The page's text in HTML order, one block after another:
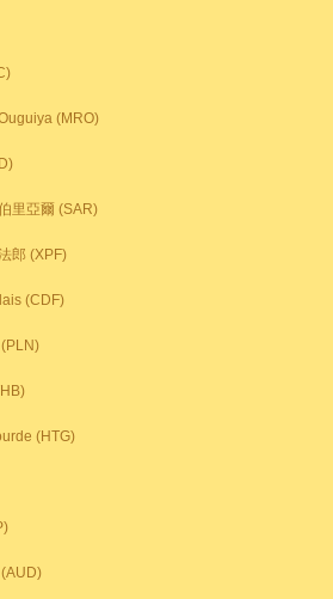
(MRO)
里亞爾 (SAR)
郎 (XPF)
(CDF)
(HTG)